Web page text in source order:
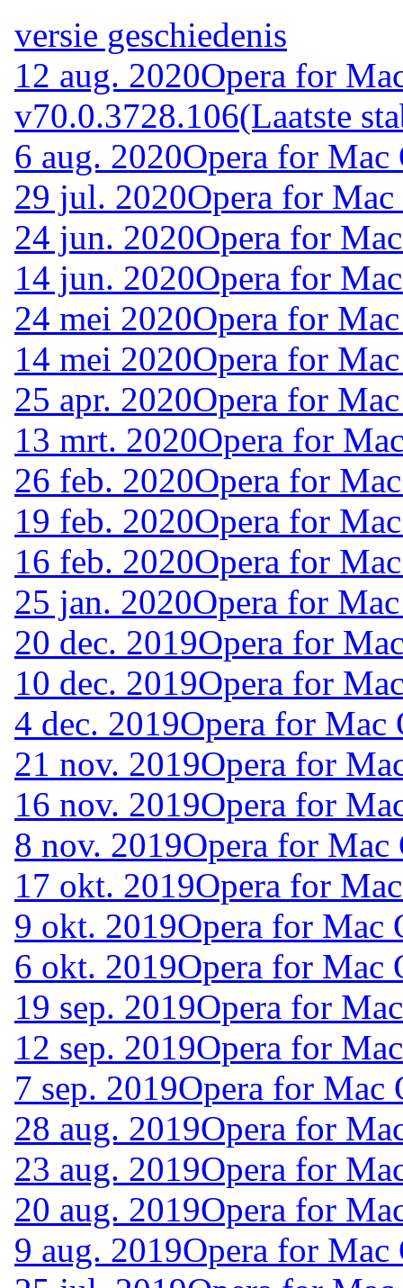
versie geschiedenis
12 aug. 2020Opera for
v70.0.3728.106(Laatste
6 aug. 2020Opera for
29 jul. 2020Opera for
24 jun. 2020Opera for
14 jun. 2020Opera for
24 mei 2020Opera for
14 mei 2020Opera for
25 apr. 2020Opera for
13 mrt. 2020Opera for
26 feb. 2020Opera for
19 feb. 2020Opera for
16 feb. 2020Opera for
25 jan. 2020Opera for
20 dec. 2019Opera for
10 dec. 2019Opera for
4 dec. 2019Opera for Mac
21 nov. 2019Opera for
16 nov. 2019Opera for
8 nov. 2019Opera for
17 okt. 2019Opera for
9 okt. 2019Opera for Mac
6 okt. 2019Opera for Mac
19 sep. 2019Opera for
12 sep. 2019Opera for
7 sep. 2019Opera for Mac
28 aug. 2019Opera for
23 aug. 2019Opera for
20 aug. 2019Opera for
9 aug. 2019Opera for